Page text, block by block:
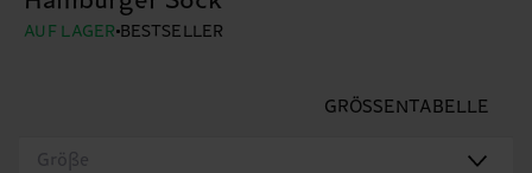
AUF LAGER BESTSELLER
GRÖSSENTABELLE
Größe